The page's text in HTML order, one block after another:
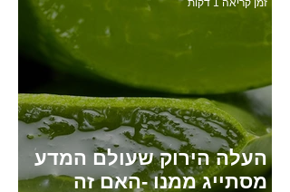
ALOrganic skin products